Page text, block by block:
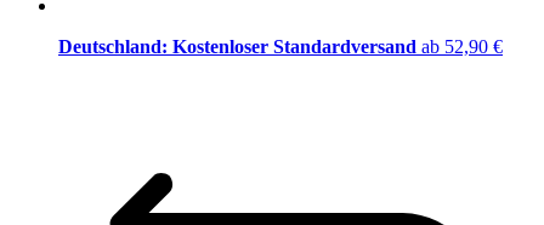
Deutschland: Kostenloser Standardversand ab 52,90 €